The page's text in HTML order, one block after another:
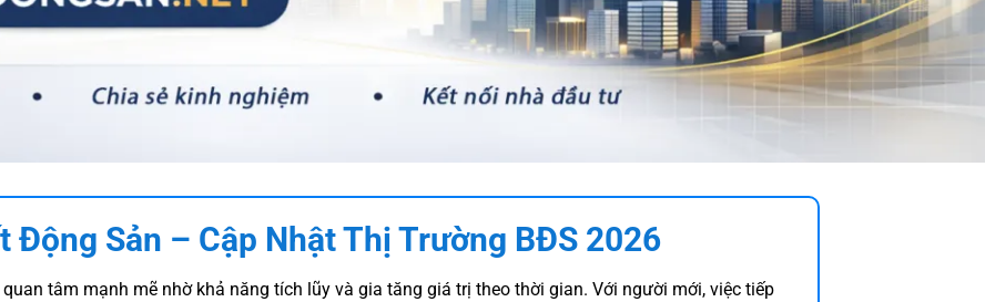
Động Sản – Cập Nhật Thị Trường BĐS 2026
tâm mạnh mẽ nhờ khả năng tích lũy và gia tăng giá trị theo thời gian. Với người mới, việc tiếp